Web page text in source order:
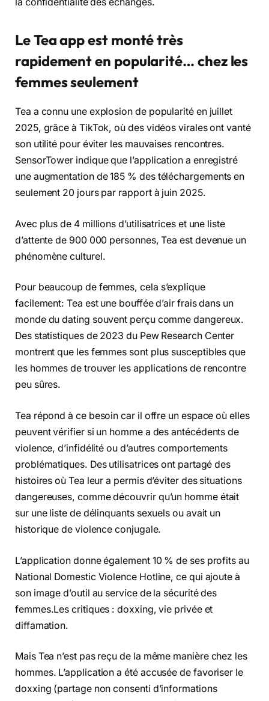
Le Tea app est monté très
rapidement en popularité… chez les
femmes seulement
Tea a connu une explosion de popularité en juillet
2025, grâce à TikTok, où des vidéos virales ont vanté
son utilité pour éviter les mauvaises rencontres.
SensorTower indique que l’application a enregistré
une augmentation de 185 % des téléchargements en
seulement 20 jours par rapport à juin 2025.
Avec plus de 4 millions d’utilisatrices et une liste
d’attente de 900 000 personnes, Tea est devenue un
phénomène culturel.
Pour beaucoup de femmes, cela s’explique
facilement: Tea est une bouffée d’air frais dans un
monde du dating souvent perçu comme dangereux.
Des statistiques de 2023 du Pew Research Center
montrent que les femmes sont plus susceptibles que
les hommes de trouver les applications de rencontre
peu sûres.
Tea répond à ce besoin car il offre un espace où elles
peuvent vérifier si un homme a des antécédents de
violence, d’infidélité ou d’autres comportements
problématiques. Des utilisatrices ont partagé des
histoires où Tea leur a permis d’éviter des situations
dangereuses, comme découvrir qu’un homme était
sur une liste de délinquants sexuels ou avait un
historique de violence conjugale.
L’application donne également 10 % de ses profits au
National Domestic Violence Hotline, ce qui ajoute à
son image d’outil au service de la sécurité des
femmes.Les critiques : doxxing, vie privée et
diffamation.
Mais Tea n’est pas reçu de la même manière chez les
hommes. L’application a été accusée de favoriser le
doxxing (partage non consenti d’informations